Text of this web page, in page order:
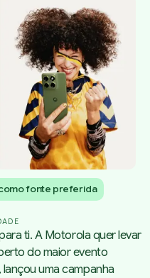
fonte preferida
ti. A Motorola quer levar
do maior evento
uma campanha